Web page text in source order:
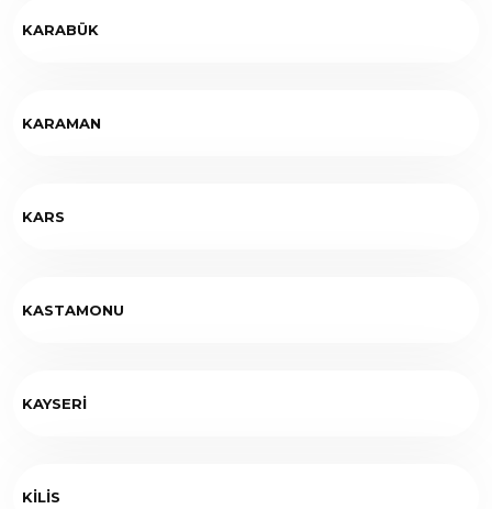
KARABÜK
KARAMAN
KARS
KASTAMONU
KAYSERİ
KİLİS